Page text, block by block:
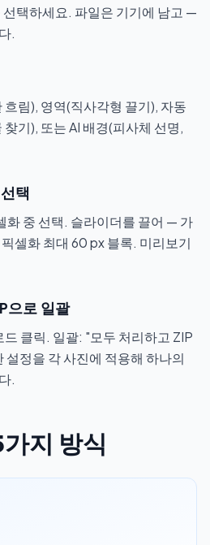
선택하세요. 파일은 기기에 남고 —
.
림), 영역(직사각형 끌기), 자동
기), 또는 AI 배경(피사체 선명,
택
화 중 선택. 슬라이더를 끌어 — 가
셀화 최대 60 px 블록. 미리보기
으로 일괄
클릭. 일괄: "모두 처리하고 ZIP
정을 각 사진에 적용해 하나의
.
지 방식